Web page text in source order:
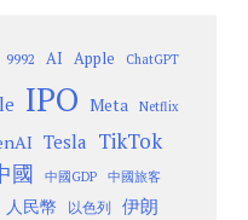
9992 AI Apple ChatGPT
IPO Meta Netflix
Tesla TikTok
國 中國GDP 中國旅客
人民幣 以色列 伊朗